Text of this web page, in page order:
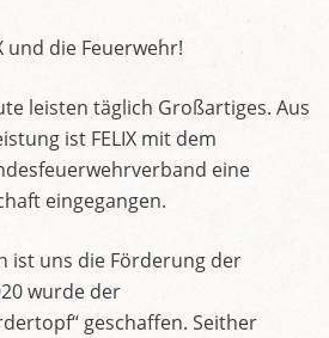
und die Feuerwehr!
leisten täglich Großartiges. Aus
ist FELIX mit dem
eine
eingegangen.
ist uns die Förderung der
wurde der
geschaffen. Seither